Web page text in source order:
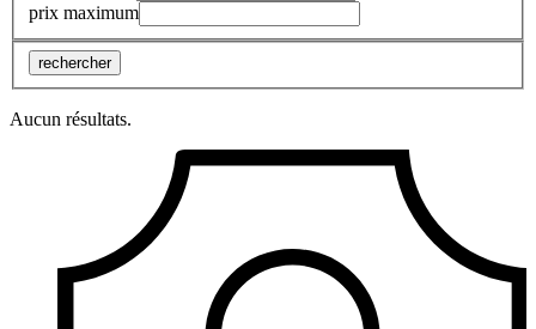
prix maximum
rechercher
Aucun résultats.